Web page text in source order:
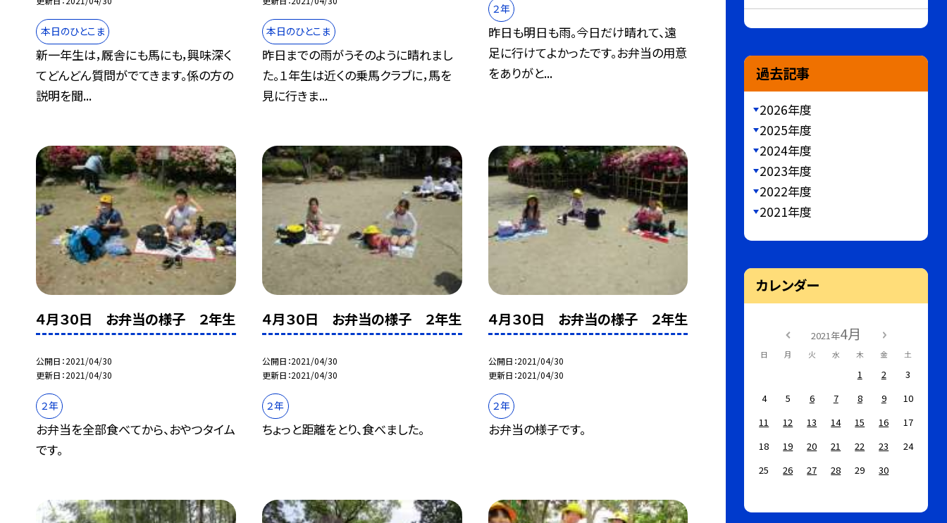
本日のひとこま
新一年生は，厩舎にも馬にも，興味深く
てどんどん質問がでてきます。係の方の
説明を聞...
本日のひとこま
昨日までの雨がうそのように晴れまし
た。１年生は近くの乗馬クラブに，馬を
見に行きま...
２年
昨日も明日も雨。今日だけ晴れて、遠
足に行けてよかったです。お弁当の用意
をありがと...
４月３０日 お弁当の様子 ２年生
公開日 2021/04/30
更新日 2021/04/30
２年
お弁当を全部食べてから、おやつタイム
です。
４月３０日 お弁当の様子 ２年生
公開日 2021/04/30
更新日 2021/04/30
２年
ちょっと距離をとり、食べました。
４月３０日 お弁当の様子 ２年生
公開日 2021/04/30
更新日 2021/04/30
２年
お弁当の様子です。
過去記事
2026年度
2025年度
2024年度
2023年度
2022年度
2021年度
カレンダー
2021年4月
日 月 火 水 木 金 土
1 2
3
4
5 6 7 8 9
10
11
12 13 14 15 16
17
18
19 20 21 22 23
24
25
26 27 28 29 30